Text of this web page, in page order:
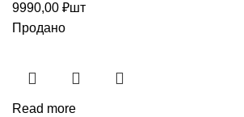
9990,00 ₽шт
Продано
Read more